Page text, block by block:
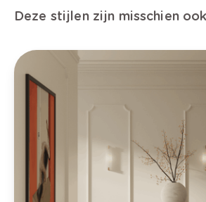
Deze stijlen zijn misschien